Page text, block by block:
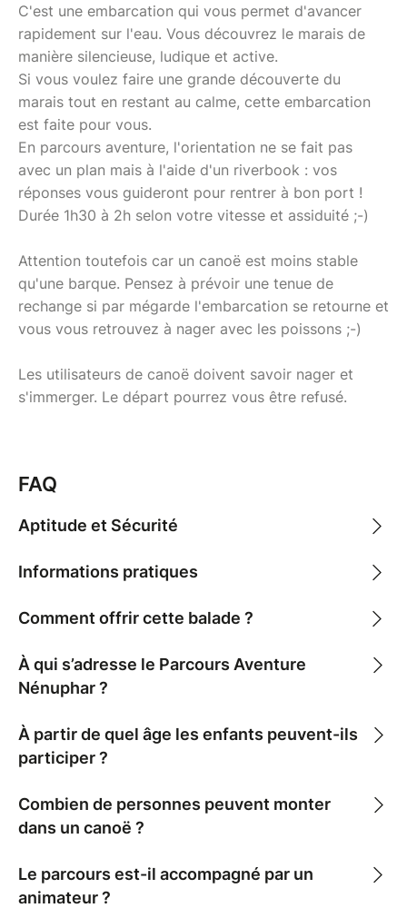
C'est une embarcation qui vous permet d'avancer
rapidement sur l'eau. Vous découvrez le marais de
manière silencieuse, ludique et active.
Si vous voulez faire une grande découverte du
marais tout en restant au calme, cette embarcation
est faite pour vous.
En parcours aventure, l'orientation ne se fait pas
avec un plan mais à l'aide d'un riverbook : vos
réponses vous guideront pour rentrer à bon port !
Durée 1h30 à 2h selon votre vitesse et assiduité ;-)
Attention toutefois car un canoë est moins stable
qu'une barque. Pensez à prévoir une tenue de
rechange si par mégarde l'embarcation se retourne et
vous vous retrouvez à nager avec les poissons ;-)
Les utilisateurs de canoë doivent savoir nager et
s'immerger. Le départ pourrez vous être refusé.
FAQ
Aptitude et Sécurité
Informations pratiques
Comment offrir cette balade ?
À qui s’adresse le Parcours Aventure
Nénuphar ?
À partir de quel âge les enfants peuvent-ils
participer ?
Combien de personnes peuvent monter
dans un canoë ?
Le parcours est-il accompagné par un
animateur ?